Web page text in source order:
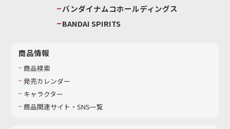
バンダイナムコホールディングス
BANDAI SPIRITS
商品情報
商品検索
発売カレンダー
キャラクター
商品関連サイト・SNS一覧